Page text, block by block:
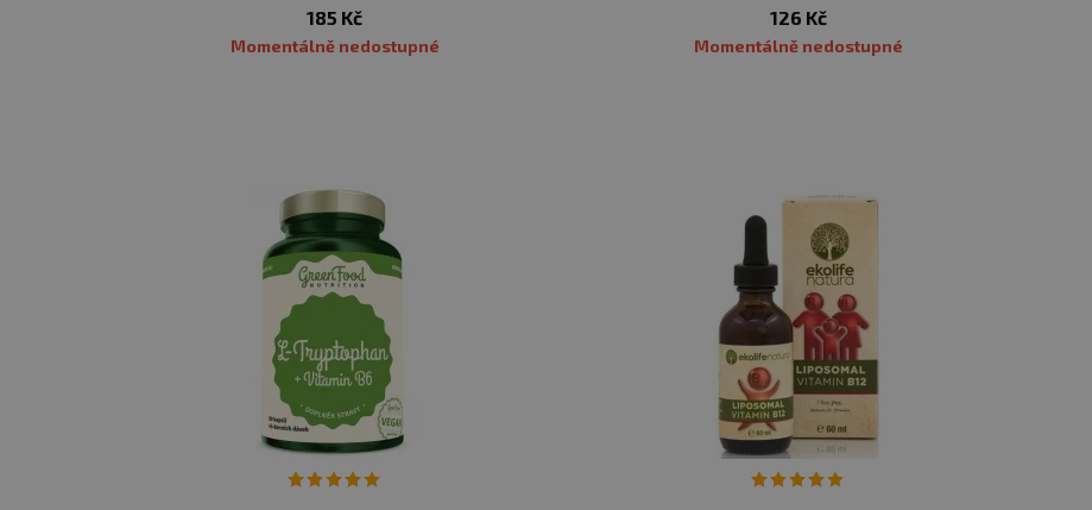
vyčerpání.
185 Kč
Momentálně nedostupné
126 Kč
Momentálně nedostupné